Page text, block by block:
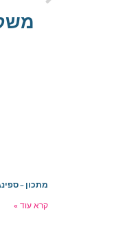
מתכון –
קרא עוד »